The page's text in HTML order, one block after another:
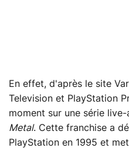
En effet, d'après le site
Television et PlayStation
moment sur une série
Metal. Cette franchise a
PlayStation en 1995 et